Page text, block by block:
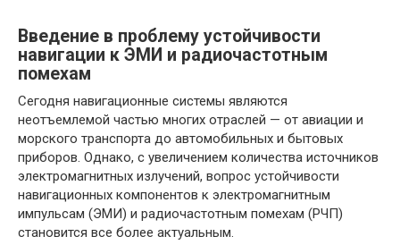
Введение в проблему устойчивости
навигации к ЭМИ и радиочастотным
помехам
Сегодня навигационные системы являются
неотъемлемой частью многих отраслей — от авиации и
морского транспорта до автомобильных и бытовых
приборов. Однако, с увеличением количества источников
электромагнитных излучений, вопрос устойчивости
навигационных компонентов к электромагнитным
импульсам (ЭМИ) и радиочастотным помехам (РЧП)
становится все более актуальным.